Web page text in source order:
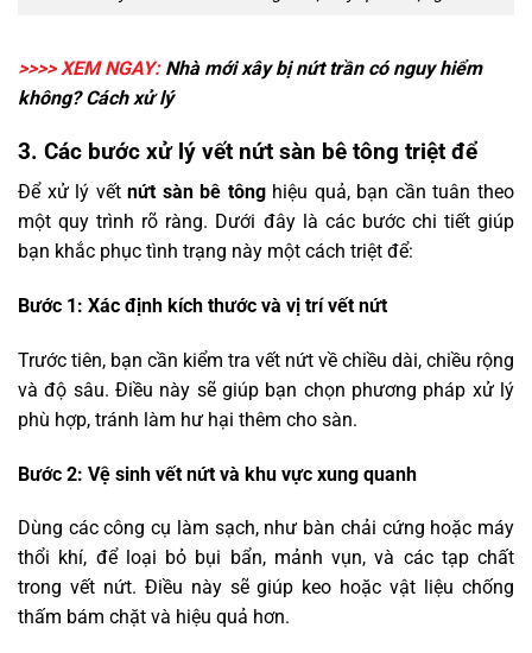
>>>> XEM NGAY: Nhà mới xây bị nứt trần có nguy hiểm
không? Cách xử lý
3. Các bước xử lý vết nứt sàn bê tông triệt để
Để xử lý vếtnứt sàn bê tônghiệu quả, bạn cần tuân theo
một quy trình rõ ràng. Dưới đây là các bước chi tiết giúp
bạn khắc phục tình trạng này một cách triệt để:
Bước 1: Xác định kích thước và vị trí vết nứt
Trước tiên, bạn cần kiểm tra vết nứt về chiều dài, chiều rộng
và độ sâu. Điều này sẽ giúp bạn chọn phương pháp xử lý
phù hợp, tránh làm hư hại thêm cho sàn.
Bước 2: Vệ sinh vết nứt và khu vực xung quanh
Dùng các công cụ làm sạch, như bàn chải cứng hoặc máy
thổi khí, để loại bỏ bụi bẩn, mảnh vụn, và các tạp chất
trong vết nứt. Điều này sẽ giúp keo hoặc vật liệu chống
thấm bám chặt và hiệu quả hơn.